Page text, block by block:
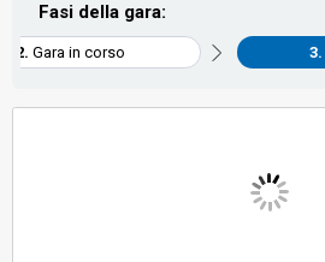
Fasi della gara:
Gara in corso